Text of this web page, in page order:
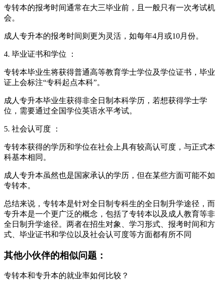
专转本的报考时间通常在大三毕业前，且一般只有一次考试机
会。
成人专升本的报考时间则更为灵活，如每年4月或10月份。
4. 毕业证书和学位 ：
专转本毕业生将获得普通高等教育学士学位及学位证书，毕业
证上会标注“专科起点本科”。
成人专升本毕业生获得非全日制本科学历，若想获得学士学
位，需要通过全国学位英语水平考试。
5. 社会认可度 ：
专转本获得的学历和学位在社会上具有较高认可度，与正式本
科基本相同。
成人专升本虽然也是国家承认的学历，但在某些方面可能不如
专转本。
总结来说，专转本是针对全日制专科生的全日制升学途径，而
专升本是一个更广泛的概念，包括了专转本以及成人教育等非
全日制升学途径。两者在招生对象、学习形式、报考时间和方
式、毕业证书和学位以及社会认可度等方面都有所不同
其他小伙伴的相似问题：
专转本和专升本的就业率如何比较？